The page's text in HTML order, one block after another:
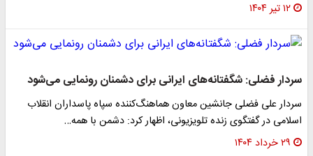
۱۲ تیر ۱۴۰۴
سردار فضلی: شگفتانه‌های ایرانی برای دشمنان رونمایی می‌شود
سردار علی فضلی جانشین معاون هماهنگ‌کننده سپاه پاسداران انقلاب
اسلامی در گفتگوی زنده تلویزیونی، اظهار کرد: دشمن با همه…
۲۹ خرداد ۱۴۰۴